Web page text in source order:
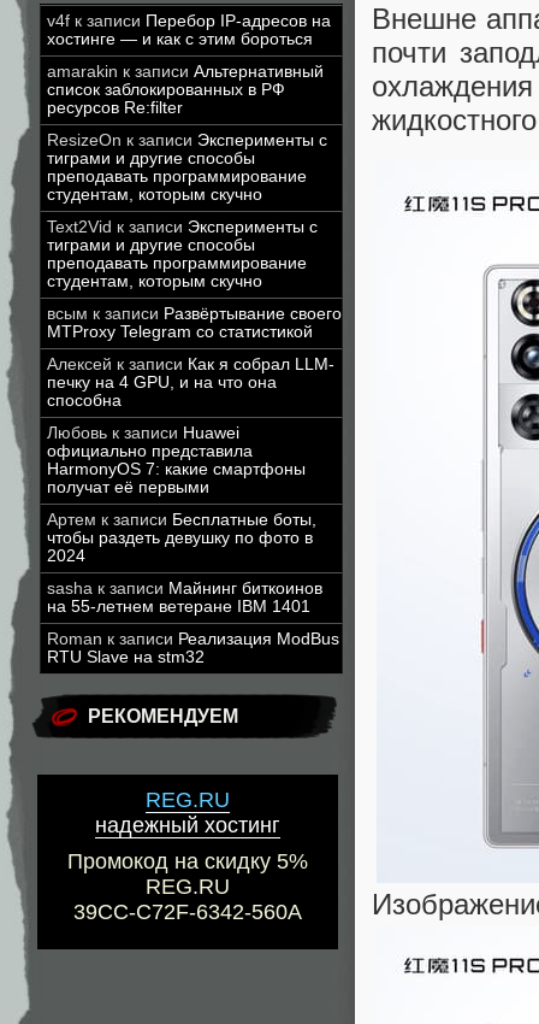
v4f к записи Перебор IP-адресов на
хостинге — и как с этим бороться
amarakin к записи Альтернативный
список заблокированных в РФ
ресурсов Re:filter
ResizeOn к записи Эксперименты с
тиграми и другие способы
преподавать программирование
студентам, которым скучно
Text2Vid к записи Эксперименты с
тиграми и другие способы
преподавать программирование
студентам, которым скучно
всым к записи Развёртывание своего
MTProxy Telegram со статистикой
Алексей к записи Как я собрал LLM-
печку на 4 GPU, и на что она
способна
Любовь к записи Huawei
официально представила
HarmonyOS 7: какие смартфоны
получат её первыми
Артем к записи Бесплатные боты,
чтобы раздеть девушку по фото в
2024
sasha к записи Майнинг биткоинов
на 55-летнем ветеране IBM 1401
Roman к записи Реализация ModBus
RTU Slave на stm32
РЕКОМЕНДУЕМ
REG.RU
надежный хостинг
Промокод на скидку 5%
REG.RU
39CC-C72F-6342-560A
Внешне
почти